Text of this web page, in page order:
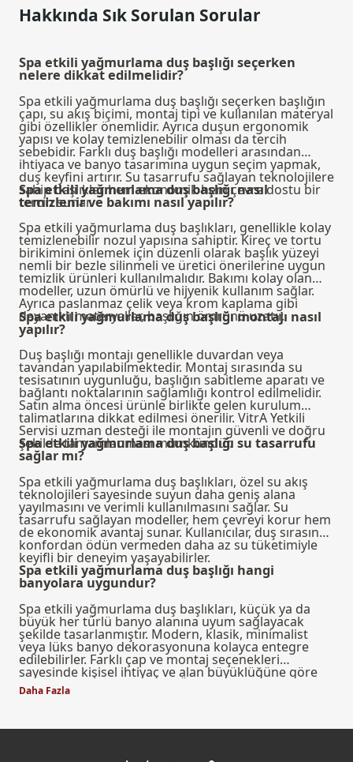
Hakkında Sık Sorulan Sorular
Spa etkili yağmurlama duş başlığı seçerken
nelere dikkat edilmelidir?
Spa etkili yağmurlama duş başlığı seçerken başlığın
çapı, su akış biçimi, montaj tipi ve kullanılan materyal
gibi özellikler önemlidir. Ayrıca duşun ergonomik
yapısı ve kolay temizlenebilir olması da tercih
sebebidir. Farklı duş başlığı modelleri arasından
ihtiyaca ve banyo tasarımına uygun seçim yapmak,
duş keyfini artırır. Su tasarrufu sağlayan teknolojilere
sahip başlıklar hem ekonomik hem çevre dostu bir
tercih sunar.
Spa etkili yağmurlama duş başlığı nasıl
temizlenir ve bakımı nasıl yapılır?
Spa etkili yağmurlama duş başlıkları, genellikle kolay
temizlenebilir nozul yapısına sahiptir. Kireç ve tortu
birikimini önlemek için düzenli olarak başlık yüzeyi
nemli bir bezle silinmeli ve üretici önerilerine uygun
temizlik ürünleri kullanılmalıdır. Bakımı kolay olan
modeller, uzun ömürlü ve hijyenik kullanım sağlar.
Ayrıca paslanmaz çelik veya krom kaplama gibi
dayanıklı materyaller, başlığın ömrünü uzatır.
Spa etkili yağmurlama duş başlığı montajı nasıl
yapılır?
Duş başlığı montajı genellikle duvardan veya
tavandan yapılabilmektedir. Montaj sırasında su
tesisatının uygunluğu, başlığın sabitleme aparatı ve
bağlantı noktalarının sağlamlığı kontrol edilmelidir.
Satın alma öncesi ürünle birlikte gelen kurulum
talimatlarına dikkat edilmesi önerilir. VitrA Yetkili
Servisi uzman desteği ile montajın güvenli ve doğru
şekilde tamamlanması mümkündür.
Spa etkili yağmurlama duş başlığı su tasarrufu
sağlar mı?
Spa etkili yağmurlama duş başlıkları, özel su akış
teknolojileri sayesinde suyun daha geniş alana
yayılmasını ve verimli kullanılmasını sağlar. Su
tasarrufu sağlayan modeller, hem çevreyi korur hem
de ekonomik avantaj sunar. Kullanıcılar, duş sırasında
konfordan ödün vermeden daha az su tüketimiyle
keyifli bir deneyim yaşayabilirler.
Spa etkili yağmurlama duş başlığı hangi
banyolara uygundur?
Spa etkili yağmurlama duş başlıkları, küçük ya da
büyük her türlü banyo alanına uyum sağlayacak
şekilde tasarlanmıştır. Modern, klasik, minimalist
veya lüks banyo dekorasyonuna kolayca entegre
edilebilirler. Farklı çap ve montaj seçenekleri
sayesinde kişisel ihtiyaç ve alan büyüklüğüne göre
en uygun model seçilebilir. Özellikle evde spa
deneyimi yaşamak isteyenler için ideal bir tercihtir.
Daha Fazla